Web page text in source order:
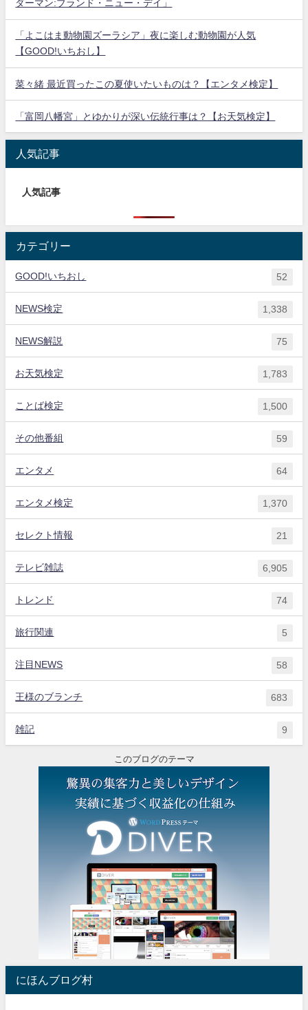
ダーマン:ブランド・ニュー・デイ」
「よこはま動物園ズーラシア」夜に楽しむ動物園が人気
【GOOD!いちおし】
菜々緒 最近買ったこの夏使いたいものは？【エンタメ検定】
「富岡八幡宮」とゆかりが深い伝統行事は？【お天気検定】
人気記事
人気記事
カテゴリー
GOOD!いちおし 52
NEWS検定 1,338
NEWS解説 75
お天気検定 1,783
ことば検定 1,500
その他番組 59
エンタメ 64
エンタメ検定 1,370
セレクト情報 21
テレビ雑誌 6,905
トレンド 74
旅行関連 5
注目NEWS 58
王様のブランチ 683
雑記 9
このブログのテーマ
にほんブログ村